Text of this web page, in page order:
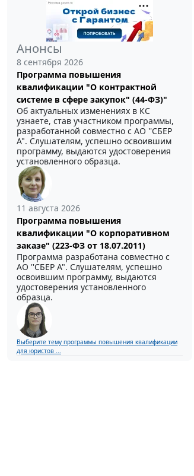
Анонсы
8 сентября 2026
Программа повышения
квалификации "О контрактной
системе в сфере закупок" (44-ФЗ)"
Об актуальных изменениях в КС
узнаете, став участником программы,
разработанной совместно с АО ''СБЕР
А". Слушателям, успешно освоившим
программу, выдаются удостоверения
установленного образца.
11 августа 2026
Программа повышения
квалификации "О корпоративном
заказе" (223-ФЗ от 18.07.2011)
Программа разработана совместно с
АО ''СБЕР А". Слушателям, успешно
освоившим программу, выдаются
удостоверения установленного
образца.
Выберите тему программы повышения квалификации
для юристов ...